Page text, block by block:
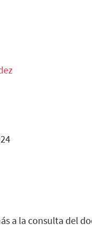
a la consulta del